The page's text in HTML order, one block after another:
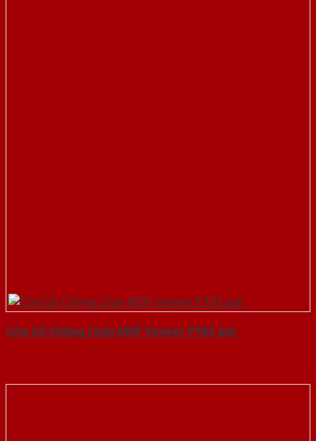
Cửa Gỗ Chống Cháy MDF Veneer P1R2 ash